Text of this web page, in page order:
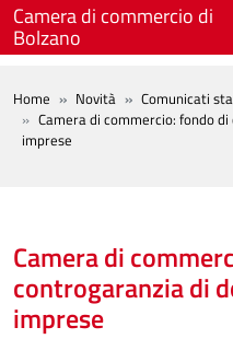
Salta al contenuto principale
Camera di commercio di
Bolzano
BREADCRUMB
Home Novità
Comunicati
Camera di commercio: fondo
imprese
Camera di
controgaranzia di
imprese